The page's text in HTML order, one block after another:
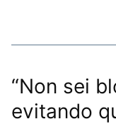
“Non sei
evitando